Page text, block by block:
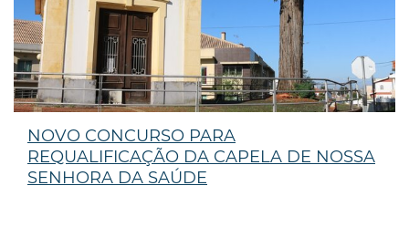
NOVO CONCURSO PARA
REQUALIFICAÇÃO DA CAPELA DE NOSSA
SENHORA DA SAÚDE